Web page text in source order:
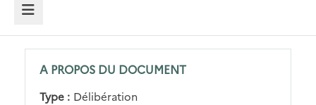
MENU
A PROPOS DU DOCUMENT
Type : Délibération